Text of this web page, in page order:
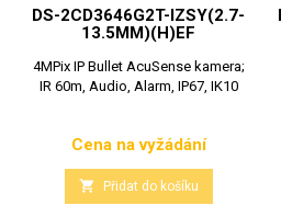
DS-2CD3646G2T-IZSY(2.7-
13.5MM)(H)EF
4MPix IP Bullet AcuSense kamera;
IR 60m, Audio, Alarm, IP67, IK10
Cena
Cena na vyžádání
 Přidat do košíku